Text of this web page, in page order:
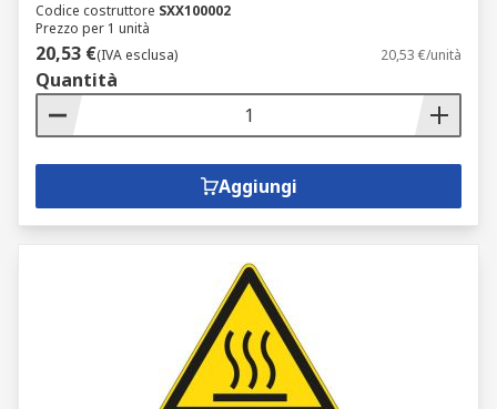
Non toccare
Cartelli ed etichette di sicurezza
antincendio
Da utilizzare quando esistono rischi che non
possono essere evitati o controllati con altri
mezzi:
Cartelli di istruzioni/azione antincendio
Cartelli di uscita antincendio
Cartello punto di chiamata allarme
Cartelli/pittogrammi di identificazione
Codice costruttore SXX100002
Prezzo per 1 unità
20,53 €(IVA esclusa) 20,53 €/unità
Quantità
Aggiungi